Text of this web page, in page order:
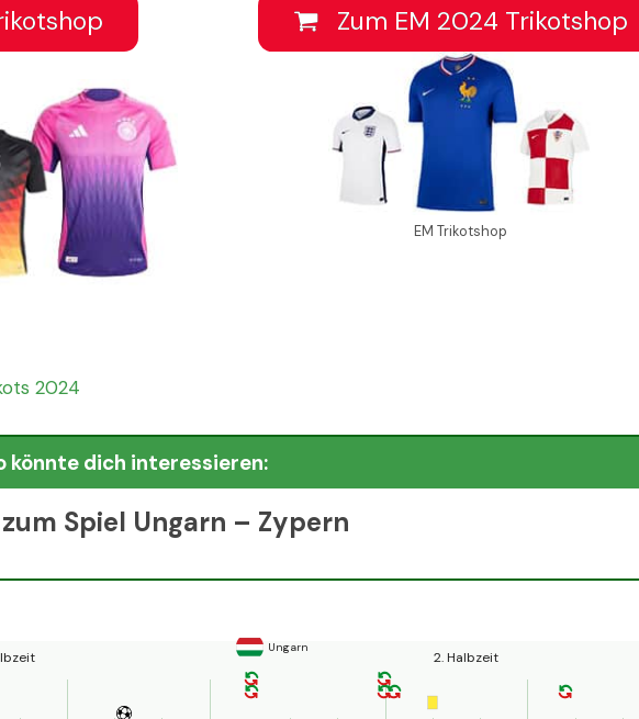
2024
Zum EM 2024 Trikotshop
EM Trikotshop
könnte dich interessieren:
Spiel Ungarn – Zypern
Ungarn
2. Halbzeit